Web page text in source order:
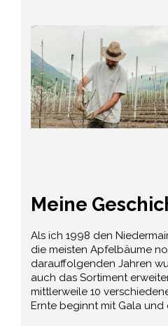
Meine
Als ich 1998 den
die meisten Apfelbäume
darauffolgenden Jahren
auch das Sortiment
mittlerweile 10
Ernte beginnt mit Gala und